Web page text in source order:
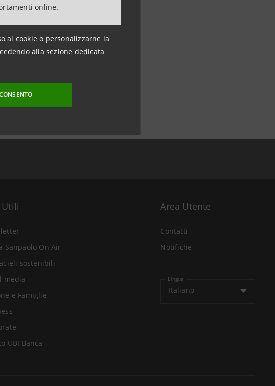
online.
ai cookie o personalizzarne la
alla sezione dedicata
Utili
Sanpaolo On Air
sostenibili
media
e Famiglie
UBI Banca
Area Utente
Contatti
Notifiche
Lingua
Italiano